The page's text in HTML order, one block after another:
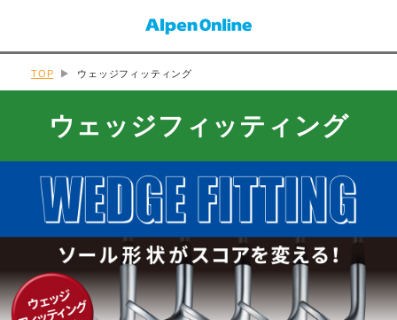
TOP ウェッジフィッティング
ウェッジフィッティング